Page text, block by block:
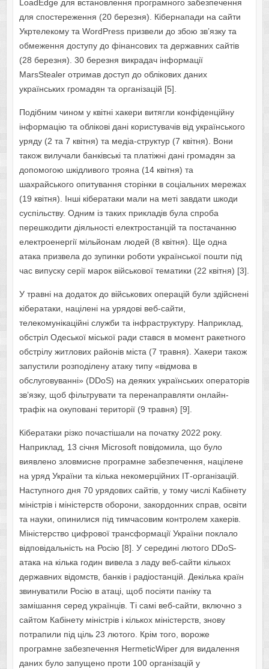
LoadEdge для встановлення програмного забезпечення
для спостереження (20 березня). Кібернапади на сайти
Укртелекому та WordPress призвели до збою зв’язку та
обмеження доступу до фінансових та державних сайтів
(28 березня). 30 березня викрадач інформації
MarsStealer отримав доступ до облікових даних
українських громадян та організацій [5].
Подібним чином у квітні хакери витягли конфіденційну
інформацію та облікові дані користувачів від українського
уряду (2 та 7 квітня) та медіа-структур (7 квітня). Вони
також вилучали банківські та платіжні дані громадян за
допомогою шкідливого трояна (14 квітня) та
шахрайського опитування сторінки в соціальних мережах
(19 квітня). Інші кібератаки мали на меті завдати шкоди
суспільству. Одним із таких прикладів була спроба
перешкодити діяльності електростанцій та постачанню
електроенергії мільйонам людей (8 квітня). Ще одна
атака призвела до зупинки роботи української пошти під
час випуску серії марок військової тематики (22 квітня) [3].
У травні на додаток до військових операцій були здійснені
кібератаки, націлені на урядові веб-сайти,
телекомунікаційні служби та інфраструктуру. Наприклад,
обстріл Одеської міської ради стався в момент ракетного
обстрілу житлових районів міста (7 травня). Хакери також
запустили розподілену атаку типу «відмова в
обслуговуванні» (DDoS) на деяких українських операторів
зв’язку, щоб фільтрувати та перенаправляти онлайн-
трафік на окуповані території (9 травня) [9].
Кібератаки різко почастішали на початку 2022 року.
Наприклад, 13 січня Microsoft повідомила, що було
виявлено зловмисне програмне забезпечення, націлене
на уряд України та кілька некомерційних ІТ-організацій.
Наступного дня 70 урядових сайтів, у тому числі Кабінету
міністрів і міністерств оборони, закордонних справ, освіти
та науки, опинилися під тимчасовим контролем хакерів.
Міністерство цифрової трансформації України поклало
відповідальність на Росію [8]. У середині лютого DDoS-
атака на кілька годин вивела з ладу веб-сайти кількох
державних відомств, банків і радіостанцій. Декілька країн
звинуватили Росію в атаці, щоб посіяти паніку та
замішання серед українців. Ті самі веб-сайти, включно з
сайтом Кабінету міністрів і кількох міністерств, знову
потрапили під ціль 23 лютого. Крім того, вороже
програмне забезпечення HermeticWiper для видалення
даних було запущено проти 100 організацій у